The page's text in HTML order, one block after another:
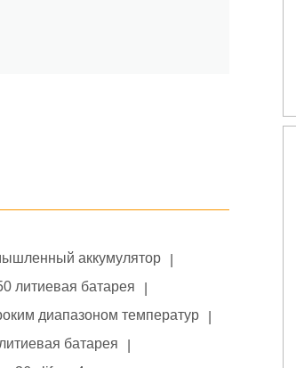
аккумулятор
литиевая батарея
диапазоном температур
батарея